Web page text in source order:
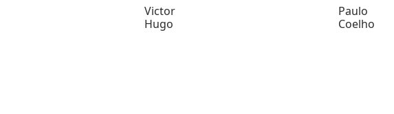
Victor
Hugo
Paulo
Coelho